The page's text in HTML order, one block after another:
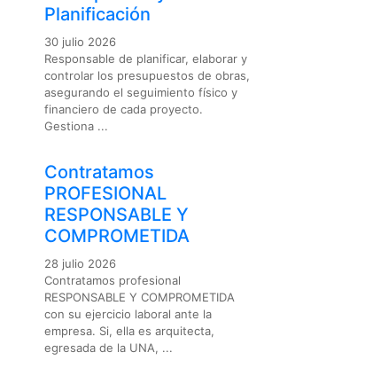
Planificación
30 julio 2026
Responsable de planificar, elaborar y
controlar los presupuestos de obras,
asegurando el seguimiento físico y
financiero de cada proyecto.
Gestiona ...
Contratamos
PROFESIONAL
RESPONSABLE Y
COMPROMETIDA
28 julio 2026
Contratamos profesional
RESPONSABLE Y COMPROMETIDA
con su ejercicio laboral ante la
empresa. Si, ella es arquitecta,
egresada de la UNA, ...